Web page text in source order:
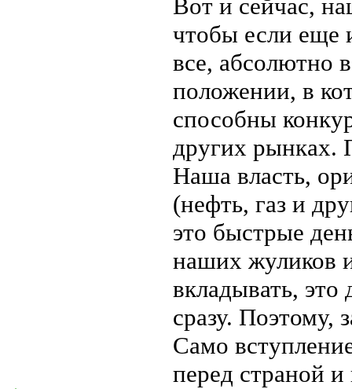
Вот и сейчас,
чтобы если еще
все, абсолютно
положении, в
способны
других рынках.
Наша власть,
(нефть, газ и
это быстрые
наших жуликов
вкладывать,
сразу. Поэтому,
Само
перед страной